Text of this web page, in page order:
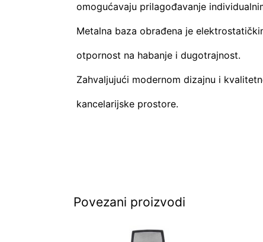
omogućavaju prilagođavanje
Metalna baza obrađena je
otpornost na habanje i dugotrajnost.
Zahvaljujući modernom dizajnu i
kancelarijske prostore.
Povezani proizvodi